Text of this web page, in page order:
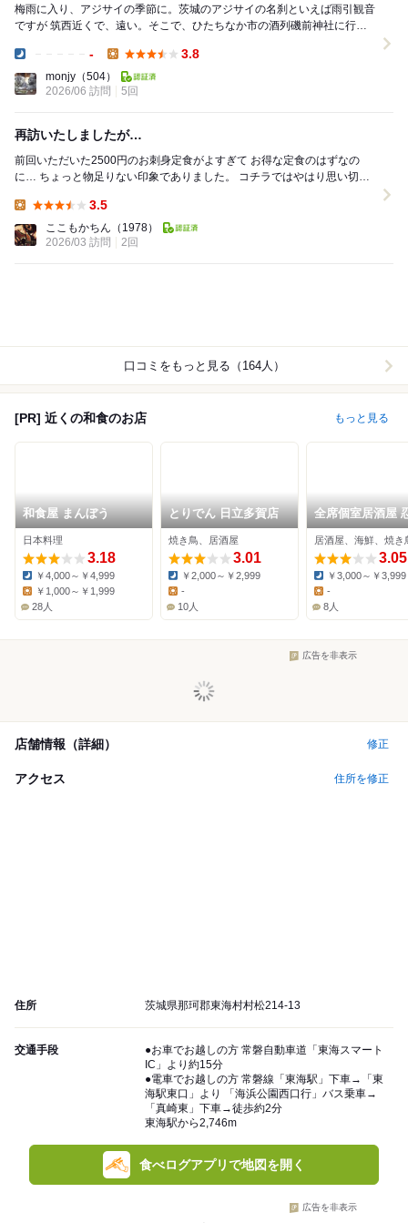
梅雨に入り、アジサイの季節に。茨城のアジサイの名刹といえば雨引観音
ですが 筑西近くで、遠い。そこで、ひたちなか市の酒列磯前神社に行き
- 3.8
monjy （504）
2026/06 訪問
5回
再訪いたしましたが…
前回いただいた2500円のお刺身定食がよすぎて お得な定食のはずなの
に… ちょっと物足りない印象でありました。 コチラではやはり思い切っ
3.5
ここもかちん （1978）
2026/03 訪問
2回
口コミをもっと見る（164人）
[PR] 近くの和食のお店 もっと見る
和食屋 まんぼう
日本料理
3.18
Dinner:
￥4,000～￥4,999
Lunch:
￥1,000～￥1,999
28人
とりでん 日立多賀店
焼き鳥、居酒屋
3.01
Dinner:
￥2,000～￥2,999
Lunch:
-
10人
全席個室居酒屋
東海店
居酒屋、海鮮、焼き
3.05
Dinner:
￥3,000～￥3,999
Lunch:
-
8人
広告を非表示
店舗情報（詳細） 修正
アクセス 住所を修正
住所 茨城県那珂郡東海村村松214-13
交通手段
●お車でお越しの方 常磐自動車道「東海スマート
IC」より約15分
●電車でお越しの方 常磐線「東海駅」下車→「東
海駅東口」より 「海浜公園西口行」バス乗車→
「真崎東」下車→徒歩約2分
東海駅から2,746m
食べログアプリで地図を開く
広告を非表示